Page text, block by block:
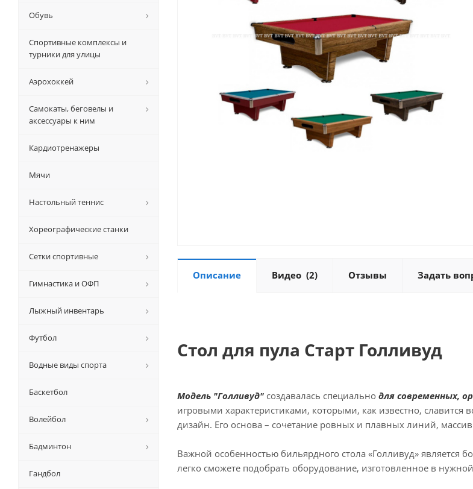
Описание Видео (2) Отзывы Задать
Стол для пула Старт Голливуд
Модель "Голливуд" создавалась специально для современных,
игровыми характеристиками, которыми, как известно,
дизайн. Его основа – сочетание ровных и плавных линий,
Важной особенностью бильярдного стола «Голливуд» является
легко сможете подобрать оборудование, изготовленное в
Обувь
Спортивные комплексы и
турники для улицы
Аэрохоккей
Самокаты, беговелы и
аксессуары к ним
Кардиотренажеры
Мячи
Настольный теннис
Хореографические станки
Сетки спортивные
Гимнастика и ОФП
Лыжный инвентарь
Футбол
Водные виды спорта
Баскетбол
Волейбол
Бадминтон
Гандбол